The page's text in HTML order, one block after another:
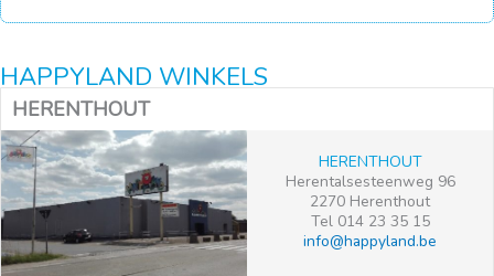
HAPPYLAND WINKELS
HERENTHOUT
HERENTHOUT
Herentalsesteenweg 96
2270 Herenthout
Tel 014 23 35 15
info@happyland.be